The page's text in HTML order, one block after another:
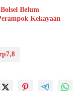
Belum
Kekayaan